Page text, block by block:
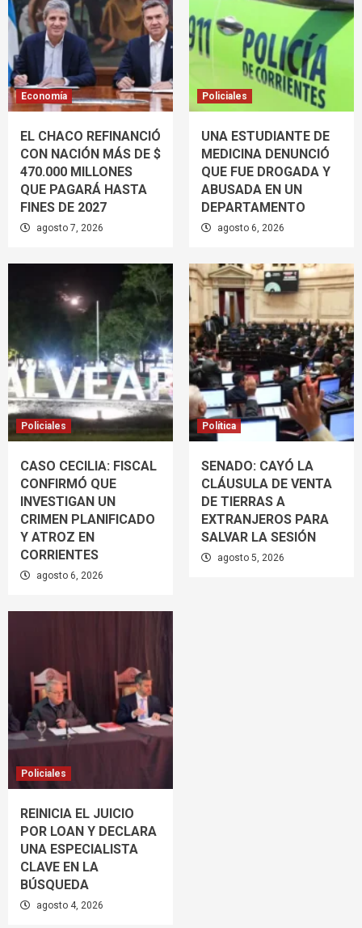
Economía
EL CHACO REFINANCIÓ
CON NACIÓN MÁS DE $
470.000 MILLONES
QUE PAGARÁ HASTA
FINES DE 2027
agosto 7, 2026
Policiales
UNA ESTUDIANTE DE
MEDICINA DENUNCIÓ
QUE FUE DROGADA Y
ABUSADA EN UN
DEPARTAMENTO
agosto 6, 2026
Policiales
CASO CECILIA: FISCAL
CONFIRMÓ QUE
INVESTIGAN UN
CRIMEN PLANIFICADO
Y ATROZ EN
CORRIENTES
agosto 6, 2026
Política
SENADO: CAYÓ LA
CLÁUSULA DE VENTA
DE TIERRAS A
EXTRANJEROS PARA
SALVAR LA SESIÓN
agosto 5, 2026
Policiales
REINICIA EL JUICIO
POR LOAN Y DECLARA
UNA ESPECIALISTA
CLAVE EN LA
BÚSQUEDA
agosto 4, 2026